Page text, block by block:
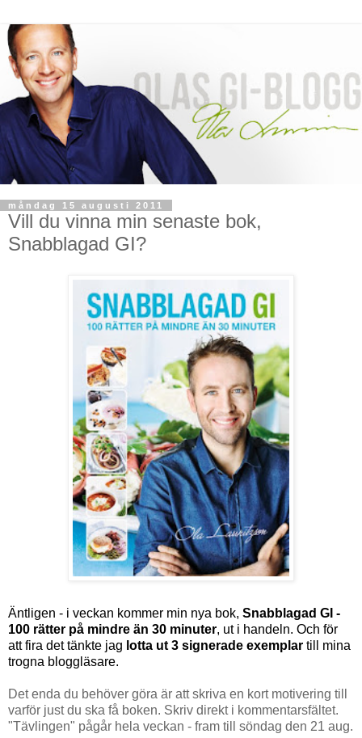
måndag 15 augusti 2011
Vill du vinna min senaste bok,
Snabblagad GI?
Äntligen - i veckan kommer min nya bok, Snabblagad GI -
100 rätter på mindre än 30 minuter, ut i handeln. Och för
att fira det tänkte jag lotta ut 3 signerade exemplar till mina
trogna bloggläsare.
Det enda du behöver göra är att skriva en kort motivering till
varför just du ska få boken. Skriv direkt i kommentarsfältet.
"Tävlingen" pågår hela veckan - fram till söndag den 21 aug.